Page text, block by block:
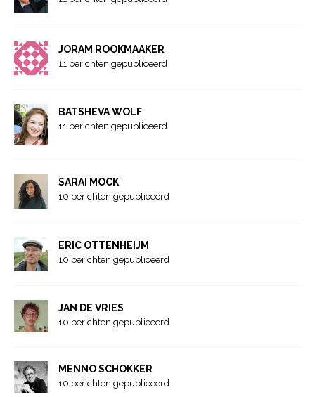
JORAM ROOKMAAKER
11 berichten gepubliceerd
BATSHEVA WOLF
11 berichten gepubliceerd
SARAI MOCK
10 berichten gepubliceerd
ERIC OTTENHEIJM
10 berichten gepubliceerd
JAN DE VRIES
10 berichten gepubliceerd
MENNO SCHOKKER
10 berichten gepubliceerd